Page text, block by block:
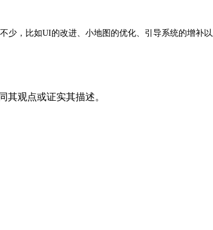
少，比如UI的改进、小地图的优化、引导系统的增
其观点或证实其描述。